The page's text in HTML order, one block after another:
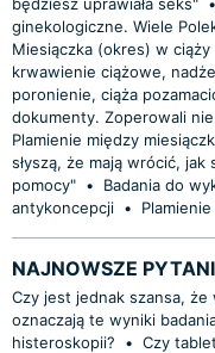
ginekologiczne. Wiele
Miesiączka (okres) w
krwawienie ciążowe,
poronienie, ciąża
dokumenty. Zoperowali
Plamienie między
słyszą, że mają wrócić,
pomocy" •
Badania do
antykoncepcji •
NAJNOWSZE
Czy jest jednak szansa,
oznaczają te wyniki
histeroskopii?
• Czy